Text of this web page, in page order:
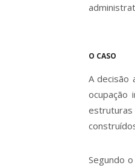
O CASO
A decisão
ocupação
Segundo